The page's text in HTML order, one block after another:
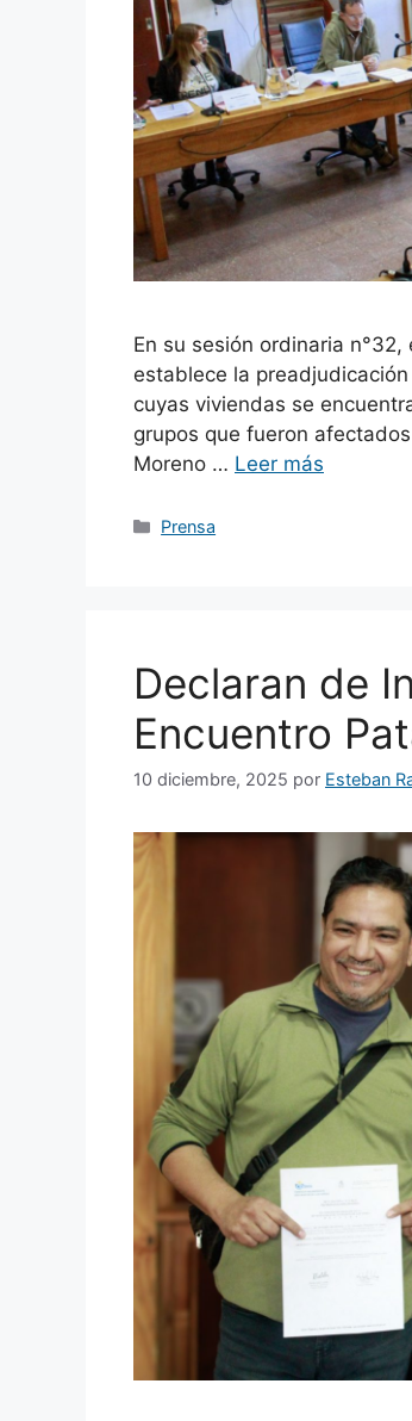
En su sesión ordinaria
establece la
cuyas viviendas se
grupos que fueron
Moreno … Leer más
Categorías
Prensa
Declaran de
Encuentro
10 diciembre, 2025 por Esteban